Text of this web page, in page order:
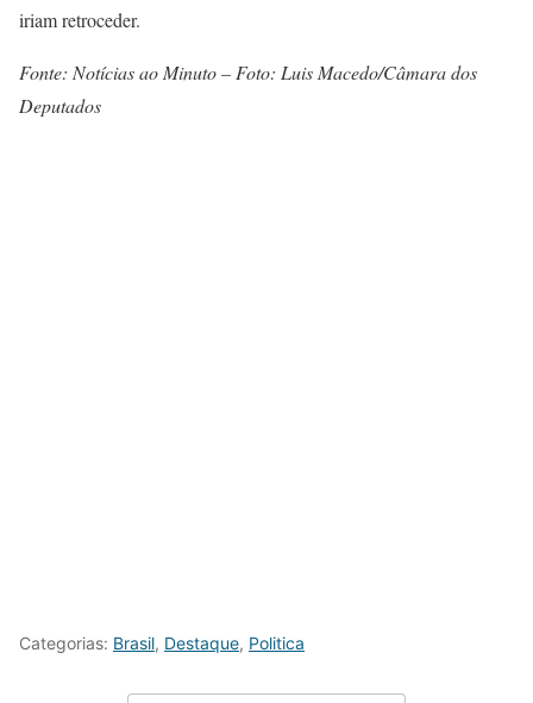
iriam retroceder.
Fonte: Notícias ao Minuto – Foto: Luis Macedo/Câmara dos
Deputados
Categorias: Brasil, Destaque, Politica